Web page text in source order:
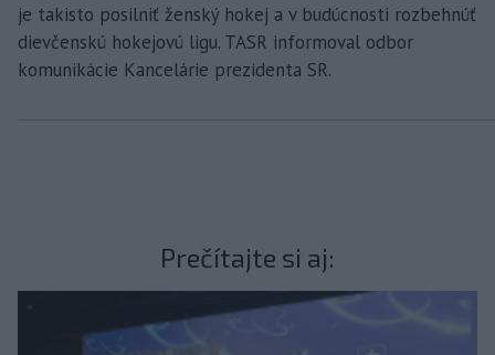
je takisto posilniť ženský hokej a v budúcnosti rozbehnúť
dievčenskú hokejovú ligu. TASR informoval odbor
komunikácie Kancelárie prezidenta SR.
Prečítajte si aj: